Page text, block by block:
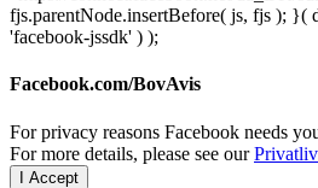
fjs.parentNode.insertBefore( js, fjs ); }(
'facebook-jssdk' ) );
Facebook.com/BovAvis
For privacy reasons Facebook needs
For more details, please see our
I Accept